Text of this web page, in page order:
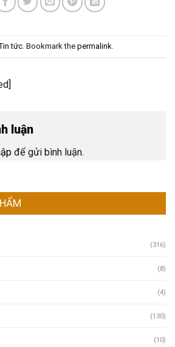
tức . Bookmark the permalink
luận
để gửi bình luận.
(316)
(8)
(4)
(130)
(10)